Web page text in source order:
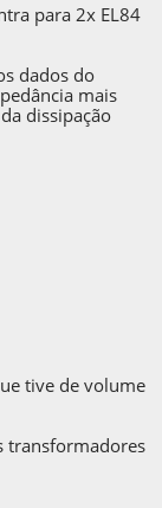
para 2x EL84
dados do
mais
dissipação
tive de volume
transformadores